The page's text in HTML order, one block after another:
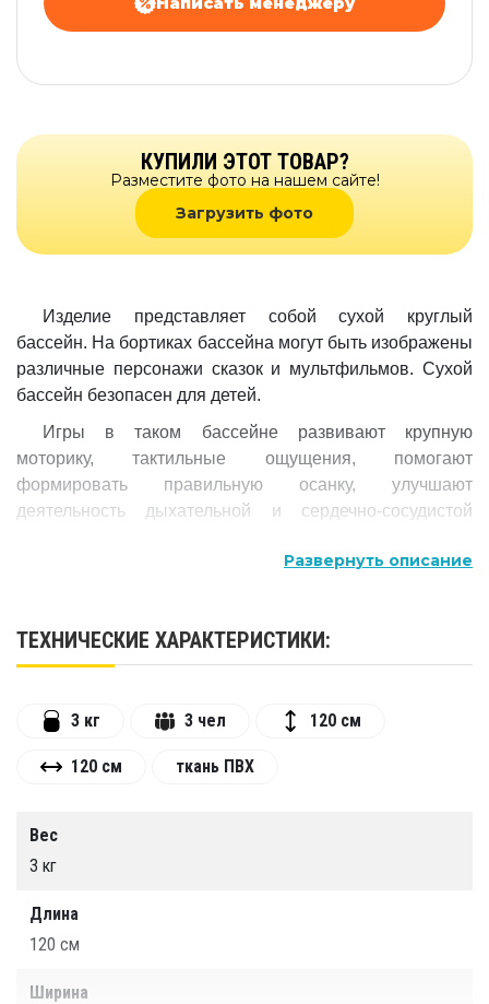
КУПИЛИ ЭТОТ ТОВАР?
Разместите фото на нашем сайте!
Загрузить фото
Изделие представляет собой сухой круглый
бассейн. На бортиках бассейна могут быть изображены
различные персонажи сказок и мультфильмов. Сухой
бассейн безопасен для детей.
Игры в таком бассейне развивают крупную
моторику, тактильные ощущения, помогают
формировать правильную осанку, улучшают
деятельность дыхательной и сердечно-сосудистой
воображение и дают эмоциональную разрядку,
Сухой бассейн используется для организации
Развернуть описание
ТЕХНИЧЕСКИЕ ХАРАКТЕРИСТИКИ:
3 кг 3 чел 120 см
120 см ткань ПВХ
Вес
3 кг
Длина
120 см
Ширина